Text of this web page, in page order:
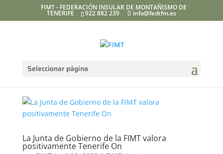
FIMT - FEDERACIÓN INSULAR DE MONTAÑISMO DE
TENERIFE 922 882 239 info@fedtfm.es
Seleccionar página
La Junta de Gobierno de la FIMT valora
positivamente Tenerife On